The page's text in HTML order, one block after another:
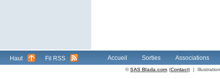
Haut Fil RSS Accueil Sorties Associations
©SAS Blada.com(Contact) |